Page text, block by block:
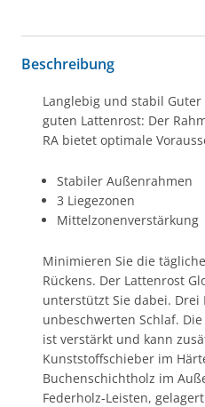
Beschreibung
Langlebig und stabil
guten Lattenrost: Der
RA bietet optimale
Stabiler Außenrahmen
3 Liegezonen
Mittelzonenverstärkung
Minimieren Sie die
Rückens. Der Lattenrost
unterstützt Sie dabei. Drei
unbeschwerten Schlaf.
ist verstärkt und kann
Kunststoffschieber im
Buchenschichtholz im
Federholz-Leisten,